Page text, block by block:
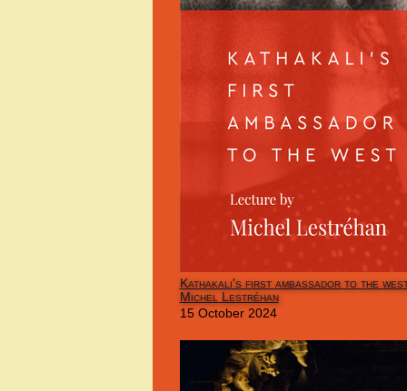
Kathakali's first ambassador to the
Michel Lestréhan
15 October 2024